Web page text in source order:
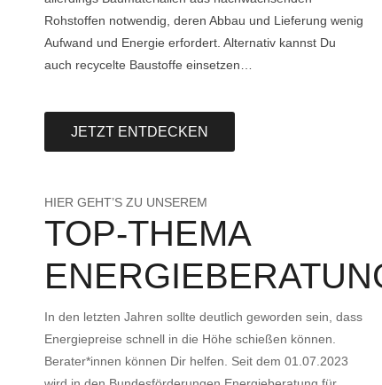
Rohstoffen notwendig, deren Abbau und Lieferung wenig
Aufwand und Energie erfordert. Alternativ kannst Du
auch recycelte Baustoffe einsetzen…
JETZT ENTDECKEN
HIER GEHT’S ZU UNSEREM
TOP-THEMA
In den letzten Jahren sollte deutlich geworden sein, dass
Energiepreise schnell in die Höhe schießen können.
Berater*innen können Dir helfen. Seit dem 01.07.2023